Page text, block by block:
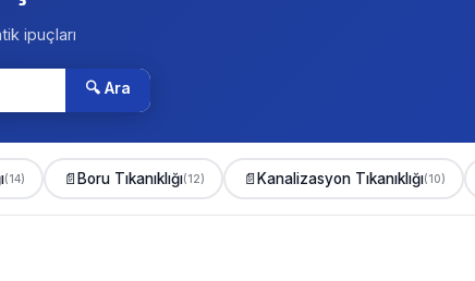
ipuçları
🔍 Ara
(14) 📄Boru Tıkanıklığı(12) 📄Kanalizasyon Tıkanıklığı(10)